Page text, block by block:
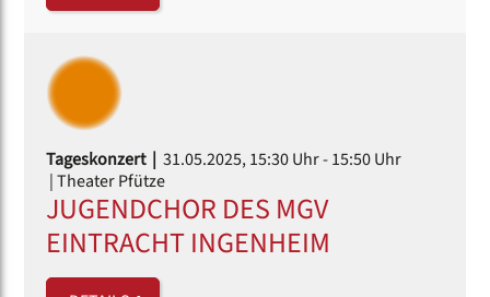
Tageskonzert | 31.05.2025, 15:30 Uhr- 15:50 Uhr
| Theater Pfütze
JUGENDCHOR DES MGV
EINTRACHT INGENHEIM